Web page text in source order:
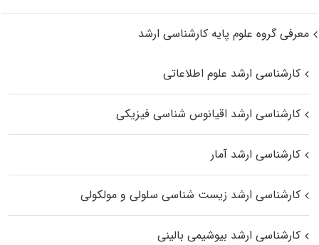
معرفی گروه علوم پایه کارشناسی ارشد
کارشناسی ارشد علوم اطلاعاتی
کارشناسی ارشد اقیانوس‌ شناسی فیزیکی
کارشناسی ارشد آمار
کارشناسی ارشد زیست شناسی سلولی و مولکولی
کارشناسی ارشد بیوشیمی بالینی